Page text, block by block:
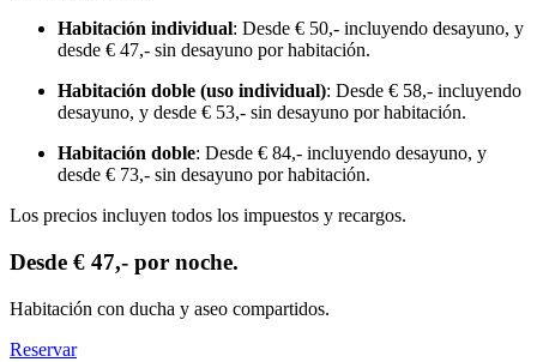
Habitación individual: Desde € 50,- incluyendo desayuno, y
desde € 47,- sin desayuno por habitación.
Habitación doble (uso individual): Desde € 58,- incluyendo
desayuno, y desde € 53,- sin desayuno por habitación.
Habitación doble: Desde € 84,- incluyendo desayuno, y
desde € 73,- sin desayuno por habitación.
Los precios incluyen todos los impuestos y recargos.
Desde € 47,- por noche.
Habitación con ducha y aseo compartidos.
Reservar